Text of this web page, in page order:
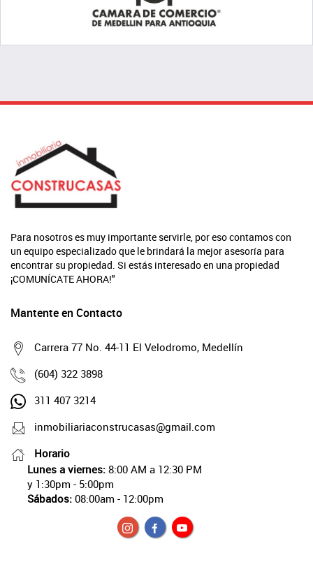
Para nosotros es muy importante servirle, por eso contamos con
un equipo especializado que le brindará la mejor asesoría para
encontrar su propiedad. Si estás interesado en una propiedad
¡COMUNÍCATE AHORA!"
Mantente en Contacto
Carrera 77 No. 44-11 El Velodromo, Medellín
(604) 322 3898
311 407 3214
inmobiliariaconstrucasas@gmail.com
Horario
Lunes a viernes: 8:00 AM a 12:30 PM
y 1:30pm - 5:00pm
Sábados: 08:00am - 12:00pm